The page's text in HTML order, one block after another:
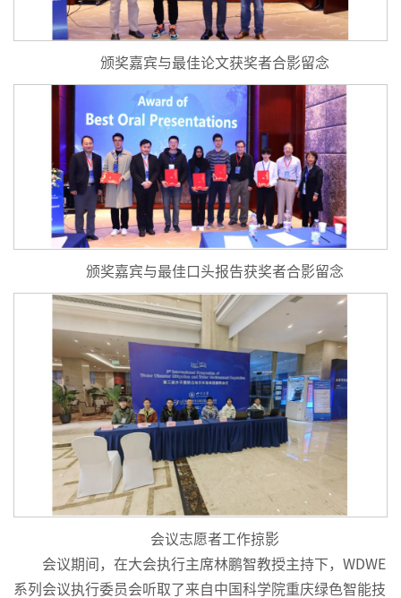
颁奖嘉宾与最佳论文获奖者合影留念
颁奖嘉宾与最佳口头报告获奖者合影留念
会议志愿者工作掠影
会议期间，在大会执行主席林鹏智教授主持下，WDWE
系列会议执行委员会听取了来自中国科学院重庆绿色智能技